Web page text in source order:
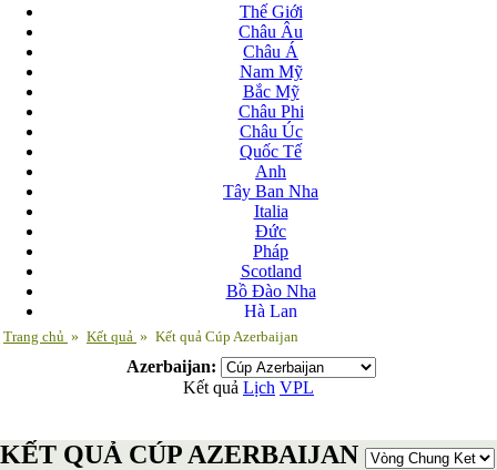
Thế Giới
Châu Âu
Châu Á
Nam Mỹ
Bắc Mỹ
Châu Phi
Châu Úc
Quốc Tế
Anh
Tây Ban Nha
Italia
Đức
Pháp
Scotland
Bồ Đào Nha
Hà Lan
Nga
Albania
Andorra
Armenia
Belarus
Trang chủ » Kết quả » Kết quả Cúp Azerbaijan
Azerbaijan:
Kết quả Lịch VPL
KẾT QUẢ CÚP AZERBAIJAN